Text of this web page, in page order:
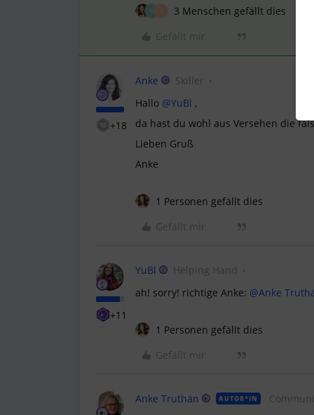
M
3 Menschen gefällt dies
+18
Anke Skiller
Hallo @YuBl ,
da hast du wohl aus Versehen die
Lieben Gruß
Anke
1 Personen gefällt dies
Gefällt mir
+11
YuBl Helping Hand
ah! sorry! richtige Anke: @Anke
1 Personen gefällt dies
Gefällt mir
Anke Truthän AUTOR*IN